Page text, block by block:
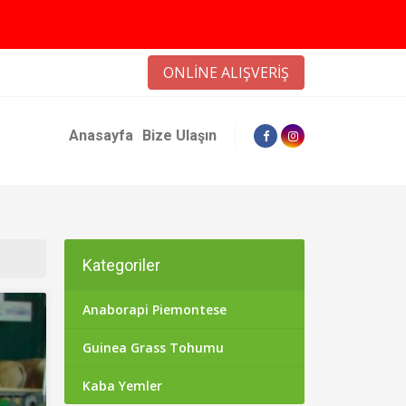
ONLİNE ALIŞVERİŞ
Anasayfa Bize Ulaşın
Kategoriler
Anaborapi Piemontese
Guinea Grass Tohumu
Kaba Yemler